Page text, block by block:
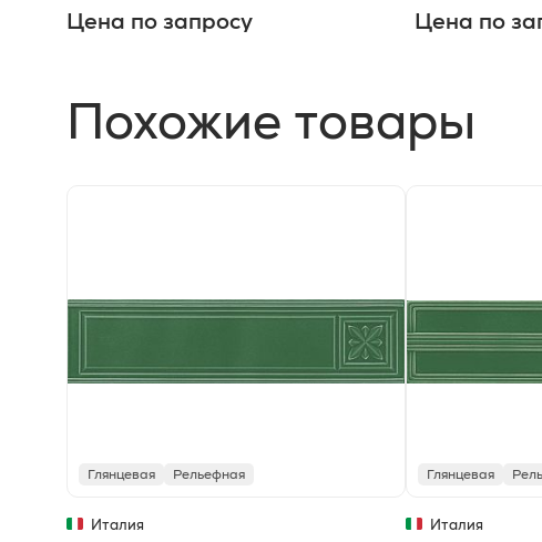
Цена по запросу Цена по
Похожие товары
Глянцевая Рельефная
Италия
Глянцевая
Италия